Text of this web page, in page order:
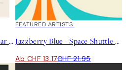
Jazzberry Blue - Minimal Solar System Poster
40%*
FEATURED ARTISTS
Jazzberry Blue - Space Shuttle No1 Poster
Ab CHF 13.17CHF 21.95